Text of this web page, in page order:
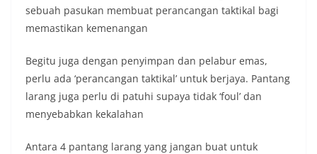
sebuah pasukan membuat perancangan taktikal bagi
memastikan kemenangan
Begitu juga dengan penyimpan dan pelabur emas,
perlu ada ‘perancangan taktikal’ untuk berjaya. Pantang
larang juga perlu di patuhi supaya tidak ‘foul’ dan
menyebabkan kekalahan
Antara 4 pantang larang yang jangan buat untuk